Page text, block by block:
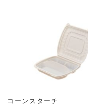
コーンスターチ